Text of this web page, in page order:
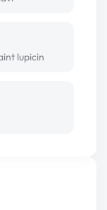
lupicin